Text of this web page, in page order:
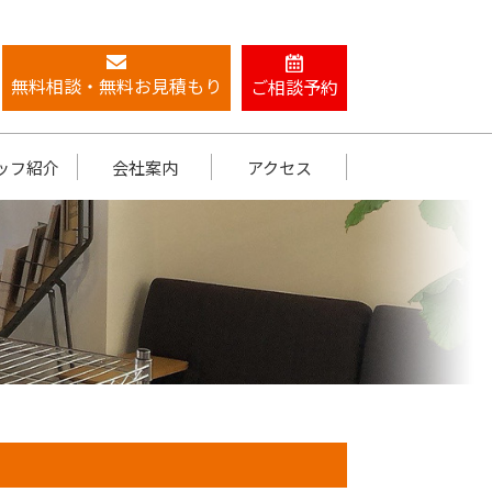
無料相談・無料お見積もり ご相談予約
フ紹介 会社案内 アクセス